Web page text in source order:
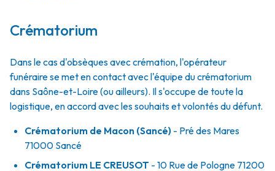
Crématorium
Dans le cas d'obsèques avec crémation, l'opérateur
funéraire se met en contact avec l'équipe du crématorium
dans Saône-et-Loire (ou ailleurs). Il s'occupe de toute la
logistique, en accord avec les souhaits et volontés du défunt.
Crématorium de Macon (Sancé) - Pré des Mares
71000 Sancé
Crématorium LE CREUSOT - 10 Rue de Pologne 71200